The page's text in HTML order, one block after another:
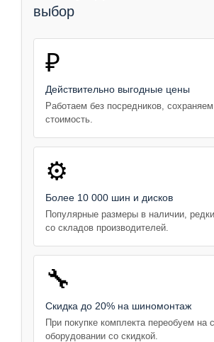
выбор
₽
Действительно выгодные цены
Работаем без посредников,
стоимость.
⚙️
Более 10 000 шин и дисков
Популярные размеры в наличии,
со складов производителей.
🔧
Скидка до 20% на шиномонтаж
При покупке комплекта переобуем на
оборудовании со скидкой.